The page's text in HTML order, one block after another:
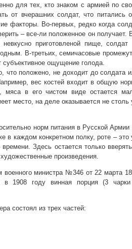
для тех, кто знаком с армией по
от вчерашних солдат, что питались
факторы. Во-первых, редко когда
– все-ли положенное он получает.
приготовленой пище, солдат
В-третьих, семичасовые
ощущение голода.
что положено, не доходит до солдата
вес костей входит в общую
мяса в его чистом виде остается
место, на деле оказывается не столь
норм питания в Русской
в каждом конкретном полку, роте – это
Здесь остается только
произведения.
военного министра №346 от 22 марта
в 1908 году винная порция (3
состоял из трех частей: